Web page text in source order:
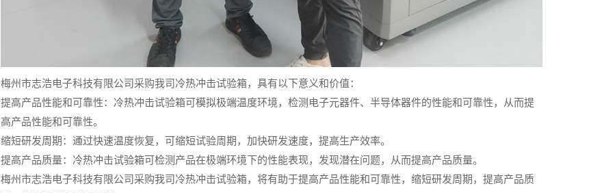
梅州市志浩电子科技有限公司采购我司冷热冲击试验箱，具有以下意义和价值：
提高产品性能和可靠性：冷热冲击试验箱可模拟极端温度环境，检测电子元器件、半导体器件的性能和可靠性，从而提
高产品性能和可靠性。
缩短研发周期：通过快速温度恢复，可缩短试验周期，加快研发速度，提高生产效率。
提高产品质量：冷热冲击试验箱可检测产品在极端环境下的性能表现，发现潜在问题，从而提高产品质量。
梅州市志浩电子科技有限公司采购我司冷热冲击试验箱，将有助于提高产品性能和可靠性，缩短研发周期，提高产品质